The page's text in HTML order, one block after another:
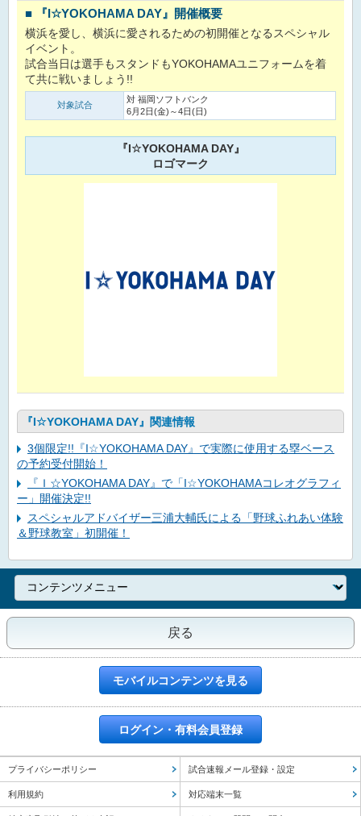
■ 『I☆YOKOHAMA DAY』開催概要
横浜を愛し、横浜に愛されるための初開催となるスペシャル
イベント。
試合当日は選手もスタンドもYOKOHAMAユニフォームを着
て共に戦いましょう!!
対象試合
対 福岡ソフトバンク
6月2日(金)～4日(日)
『I☆YOKOHAMA DAY』
ロゴマーク
『I☆YOKOHAMA DAY』関連情報
3個限定!!『I☆YOKOHAMA DAY』で実際に使用する塁ベース
の予約受付開始！
『Ｉ☆YOKOHAMA DAY』で「I☆YOKOHAMAコレオグラフィ
ー」開催決定!!
スペシャルアドバイザー三浦大輔氏による「野球ふれあい体験
＆野球教室」初開催！
戻る
モバイルコンテンツを見る
ログイン・有料会員登録
プライバシーポリシー 試合速報メール登録・設定
利用規約 対応端末一覧